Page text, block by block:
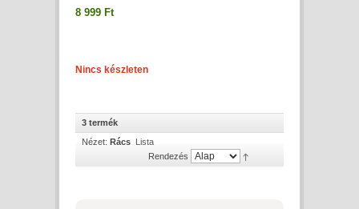
8 999 Ft
Nincs készleten
3 termék
Nézet: Rács Lista
Rendezés